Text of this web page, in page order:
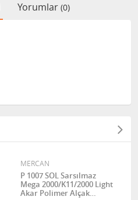
Yorumlar (0)
MERCAN
P 1007 SOL Sarsılmaz
Mega 2000/K11/2000 Light
Akar Polimer Alçak